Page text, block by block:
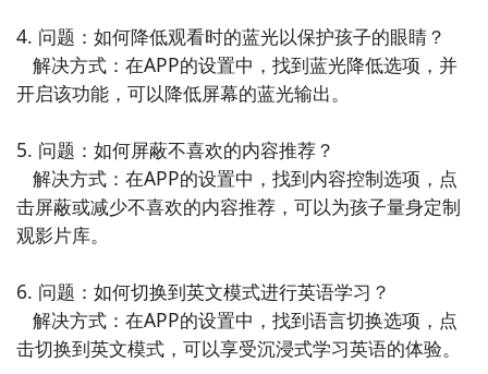
4. 问题：如何降低观看时的蓝光以保护孩子的眼睛？
开启该功能，可以降低屏幕的蓝光输出。
5. 问题：如何屏蔽不喜欢的内容推荐？
击屏蔽或减少不喜欢的内容推荐，可以为孩子量身定制
观影片库。
6. 问题：如何切换到英文模式进行英语学习？
击切换到英文模式，可以享受沉浸式学习英语的体验。